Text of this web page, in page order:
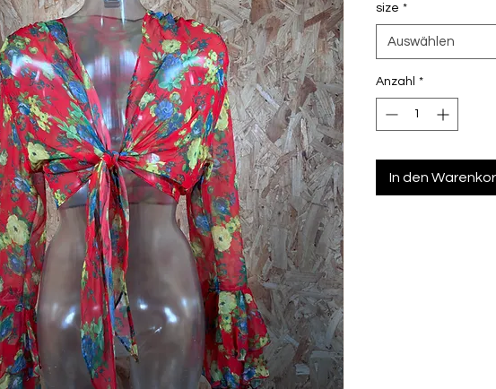
size *
Auswählen
Anzahl *
In den